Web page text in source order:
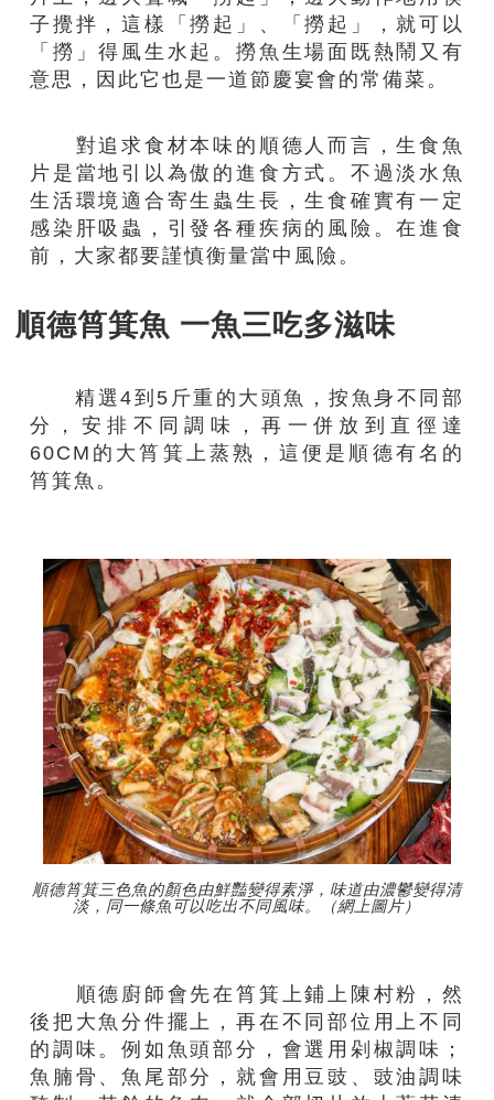
子攪拌，這樣「撈起」、「撈起」，就可以
「撈」得風生水起。撈魚生場面既熱鬧又有
意思，因此它也是一道節慶宴會的常備菜。
對追求食材本味的順德人而言，生食魚
片是當地引以為傲的進食方式。不過淡水魚
生活環境適合寄生蟲生長，生食確實有一定
感染肝吸蟲，引發各種疾病的風險。在進食
前，大家都要謹慎衡量當中風險。
順德筲箕魚 一魚三吃多滋味
精選4到5斤重的大頭魚，按魚身不同部
分，安排不同調味，再一併放到直徑達
60CM的大筲箕上蒸熟，這便是順德有名的
筲箕魚。
順德筲箕三色魚的顏色由鮮豔變得素淨，味道由濃鬱變得清
淡，同一條魚可以吃出不同風味。（網上圖片）
順德廚師會先在筲箕上鋪上陳村粉，然
後把大魚分件擺上，再在不同部位用上不同
的調味。例如魚頭部分，會選用剁椒調味；
魚腩骨、魚尾部分，就會用豆豉、豉油調味